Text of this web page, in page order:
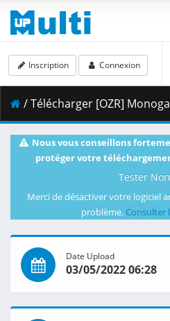
Inscription Connexion
/ Télécharger [OZR] Monogatari Series Second Season - 17 (BD 1080p HEVC
Nous vous conseillons
protéger votre
Tester
Merci de désactiver votre logiciel
problème. Consulter
Date Upload
03/05/2022 06:28